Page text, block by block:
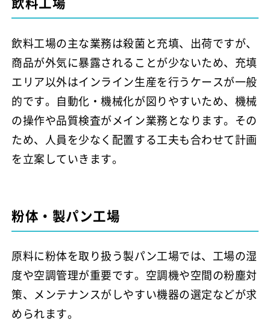
飲料工場の主な業務は殺菌と充填、出荷ですが、
商品が外気に暴露されることが少ないため、充填
エリア以外はインライン生産を行うケースが一般
的です。自動化・機械化が図りやすいため、機械
の操作や品質検査がメイン業務となります。その
ため、人員を少なく配置する工夫も合わせて計画
を立案していきます。
粉体・製パン工場
原料に粉体を取り扱う製パン工場では、工場の湿
度や空調管理が重要です。空調機や空間の粉塵対
策、メンテナンスがしやすい機器の選定などが求
められます。